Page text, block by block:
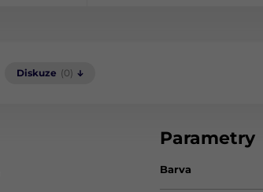
Diskuze (0)
Parametry
Barva